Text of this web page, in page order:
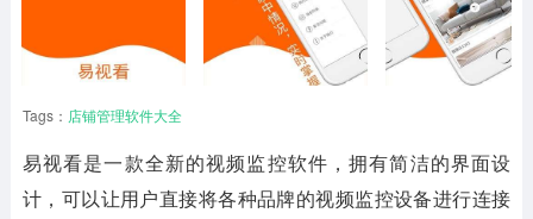
Tags： 店铺管理软件大全
易视看是一款全新的视频监控软件，拥有简洁的界面设
计，可以让用户直接将各种品牌的视频监控设备进行连接